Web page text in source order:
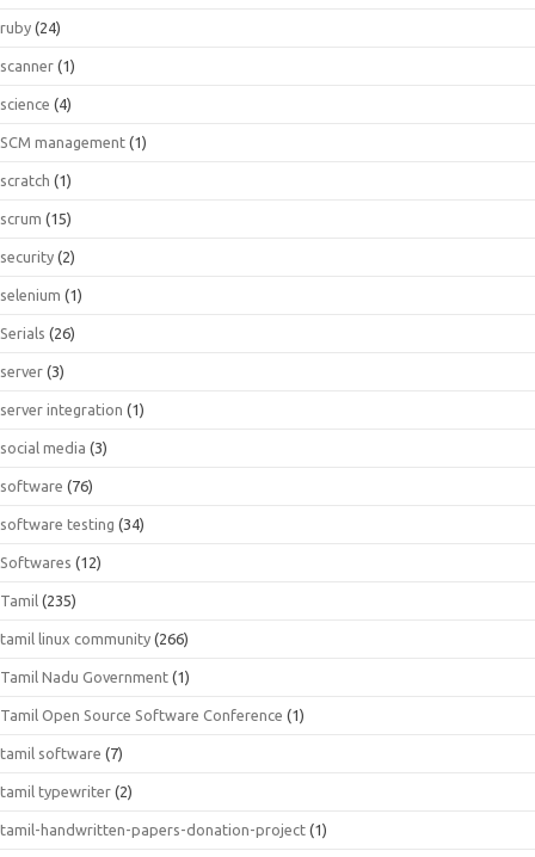
ruby (24)
scanner (1)
science (4)
SCM management (1)
scratch (1)
scrum (15)
security (2)
selenium (1)
Serials (26)
server (3)
server integration (1)
social media (3)
software (76)
software testing (34)
Softwares (12)
Tamil (235)
tamil linux community (266)
Tamil Nadu Government (1)
Tamil Open Source Software Conference (1)
tamil software (7)
tamil typewriter (2)
tamil-handwritten-papers-donation-project (1)